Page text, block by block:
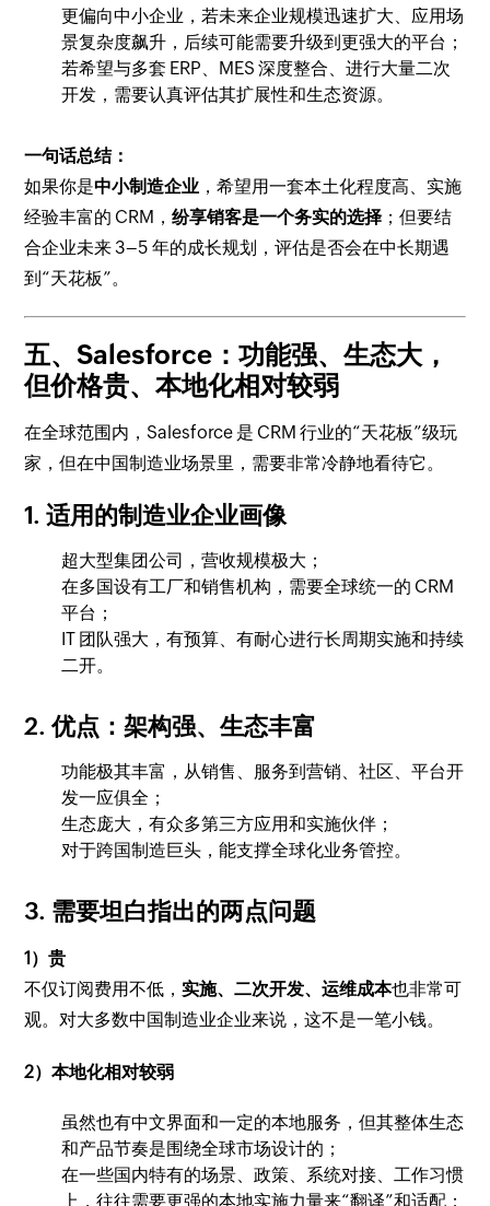
更偏向中小企业，若未来企业规模迅速扩大、应用场
景复杂度飙升，后续可能需要升级到更强大的平台；
若希望与多套 ERP、MES 深度整合、进行大量二次
开发，需要认真评估其扩展性和生态资源。
一句话总结：
如果你是中小制造企业 ，希望用一套本土化程度高、实施
经验丰富的 CRM，纷享销客是一个务实的选择 ；但要结
合企业未来 3–5 年的成长规划，评估是否会在中长期遇
到“天花板”。
五、Salesforce：功能强、生态大，
但价格贵、本地化相对较弱
在全球范围内，Salesforce 是 CRM 行业的“天花板”级玩
家，但在中国制造业场景里，需要非常冷静地看待它。
1. 适用的制造业企业画像
超大型集团公司，营收规模极大；
在多国设有工厂和销售机构，需要全球统一的 CRM
平台；
IT 团队强大，有预算、有耐心进行长周期实施和持续
二开。
2. 优点：架构强、生态丰富
功能极其丰富，从销售、服务到营销、社区、平台开
发一应俱全；
生态庞大，有众多第三方应用和实施伙伴；
对于跨国制造巨头，能支撑全球化业务管控。
3. 需要坦白指出的两点问题
1）贵
不仅订阅费用不低，实施、二次开发、运维成本也非常可
观。对大多数中国制造业企业来说，这不是一笔小钱。
2）本地化相对较弱
虽然也有中文界面和一定的本地服务，但其整体生态
和产品节奏是围绕全球市场设计的；
在一些国内特有的场景、政策、系统对接、工作习惯
上，往往需要更强的本地实施力量来“翻译”和适配；